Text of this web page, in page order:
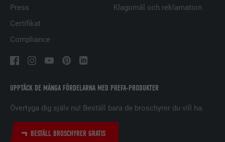
UPPTÄCK DE MÅNGA FÖRDELARNA MED PREFA-PRODUKTER
Övertyga dig själv nu! Beställ bara de broschyrer du vill ha.
BESTÄLL BROSCHYRER GRATIS
Press
Certifikat
Compliance
Klagomål och reklamation
spåra användningen av inbäddade
ÄNDAMÅL